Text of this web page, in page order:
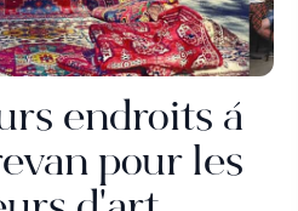
endroits à
pour les